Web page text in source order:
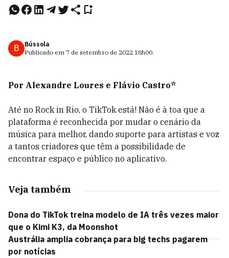
B
Bússola
Publicado em 7 de setembro de 2022 18h00.
Por Alexandre Loures e Flávio Castro*
Até no Rock in Rio, o TikTok está! Não é à toa que a
plataforma é reconhecida por mudar o cenário da
música para melhor, dando suporte para artistas e voz
a tantos criadores que têm a possibilidade de
encontrar espaço e público no aplicativo.
Veja também
Dona do TikTok treina modelo de IA três vezes maior
que o Kimi K3, da Moonshot
Austrália amplia cobrança para big techs pagarem
por notícias